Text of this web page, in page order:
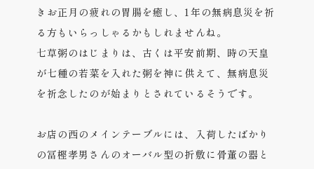
きお正月の疲れの胃腸を癒し、1年の無病息災を祈
る方もいらっしゃるかもしれませんね。
七草粥のはじまりは、古くは平安前期、時の天皇
が七種の若菜を入れた粥を神に供えて、無病息災
を祈念したのが始まりとされているそうです。
お店の西のメインテーブルには、入荷したばかり
の冨樫孝男さんのオーバル型の折敷に骨董の器と